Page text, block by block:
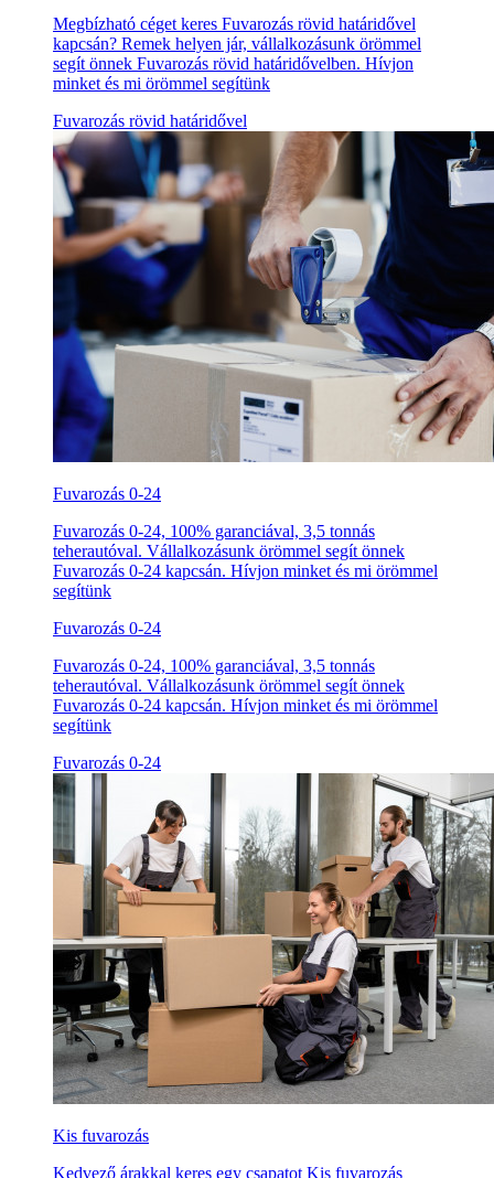
Megbízható céget keres Fuvarozás rövid határidővel
kapcsán? Remek helyen jár, vállalkozásunk örömmel
segít önnek Fuvarozás rövid határidővelben. Hívjon
minket és mi örömmel segítünk
Fuvarozás rövid határidővel
Fuvarozás 0-24
Fuvarozás 0-24, 100% garanciával, 3,5 tonnás
teherautóval. Vállalkozásunk örömmel segít önnek
Fuvarozás 0-24 kapcsán. Hívjon minket és mi örömmel
segítünk
Fuvarozás 0-24
Fuvarozás 0-24, 100% garanciával, 3,5 tonnás
teherautóval. Vállalkozásunk örömmel segít önnek
Fuvarozás 0-24 kapcsán. Hívjon minket és mi örömmel
segítünk
Fuvarozás 0-24
Kis fuvarozás
Kedvező árakkal keres egy csapatot Kis fuvarozás